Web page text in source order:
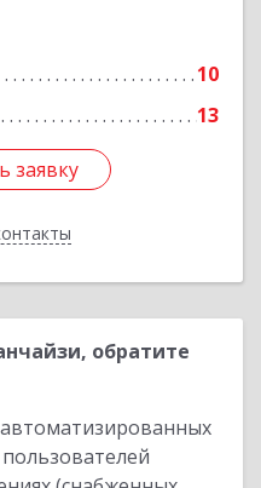
10
13
заявку
заявку
обратите